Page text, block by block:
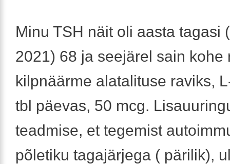
Minu TSH näit oli aasta tagasi
2021) 68 ja seejärel sain kohe
kilpnäärme alatalituse raviks,
tbl päevas, 50 mcg.
teadmise, et tegemist
põletiku tagajärjega ( pärilik),